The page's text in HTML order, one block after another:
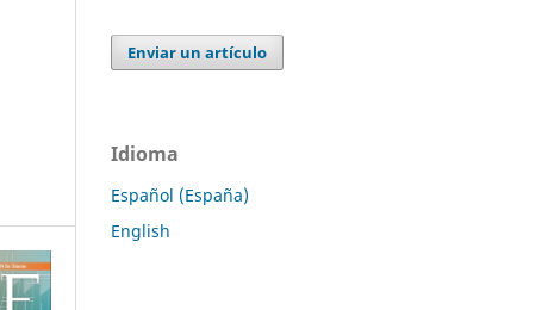
Enviar un artículo
Idioma
Español (España)
English